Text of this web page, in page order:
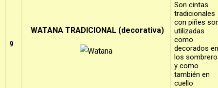
9
WATANA TRADICIONAL (decorativa)
Son cintas
tradicionales
con piñes
utilizadas
como
decorados en
los
y como
también en
cuello